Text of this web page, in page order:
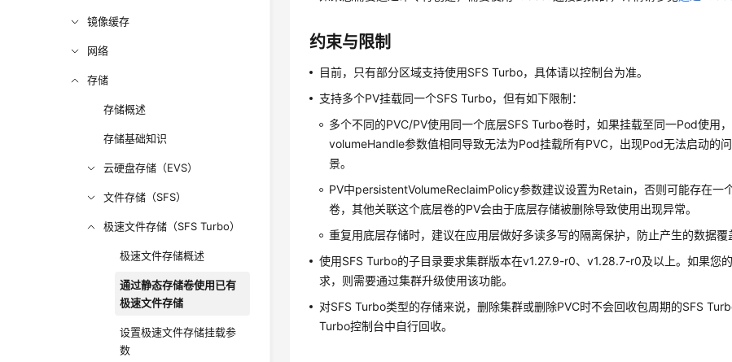
镜像缓存
网络
存储
存储概述
存储基础知识
云硬盘存储（EVS）
文件存储（SFS）
极速文件存储（SFS Turbo）
极速文件存储概述
通过静态存储卷使用已有
极速文件存储
设置极速文件存储挂载参
数
约束与限制
目前，只有部分区域支持使用SFS Turbo，具体请以控制台为准。
支持多个PV挂载同一个SFS Turbo，但有如下限制：
多个不同的PVC/PV使用同一个底层SFS Turbo卷时，如果挂载至同一Pod使用
volumeHandle参数值相同导致无法为Pod挂载所有PVC，出现Pod无法启动的
景。
PV中persistentVolumeReclaimPolicy参数建议设置为Retain，否则可能存在一
卷，其他关联这个底层卷的PV会由于底层存储被删除导致使用出现异常。
重复用底层存储时，建议在应用层做好多读多写的隔离保护，防止产生的数据覆
使用SFS Turbo的子目录要求集群版本在v1.27.9-r0、v1.28.7-r0及以上。如果您
求，则需要通过集群升级使用该功能。
对SFS Turbo类型的存储来说，删除集群或删除PVC时不会回收包周期的SFS
Turbo控制台中自行回收。